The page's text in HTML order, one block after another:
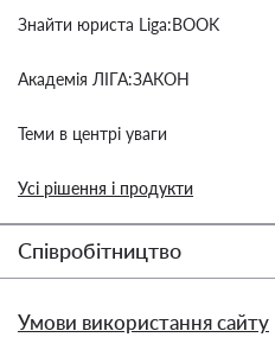
Знайти юриста Liga:BOOK
Академія ЛІГА:ЗАКОН
Теми в центрі уваги
Усі рішення і продукти
Співробітництво
Умови використання сайту